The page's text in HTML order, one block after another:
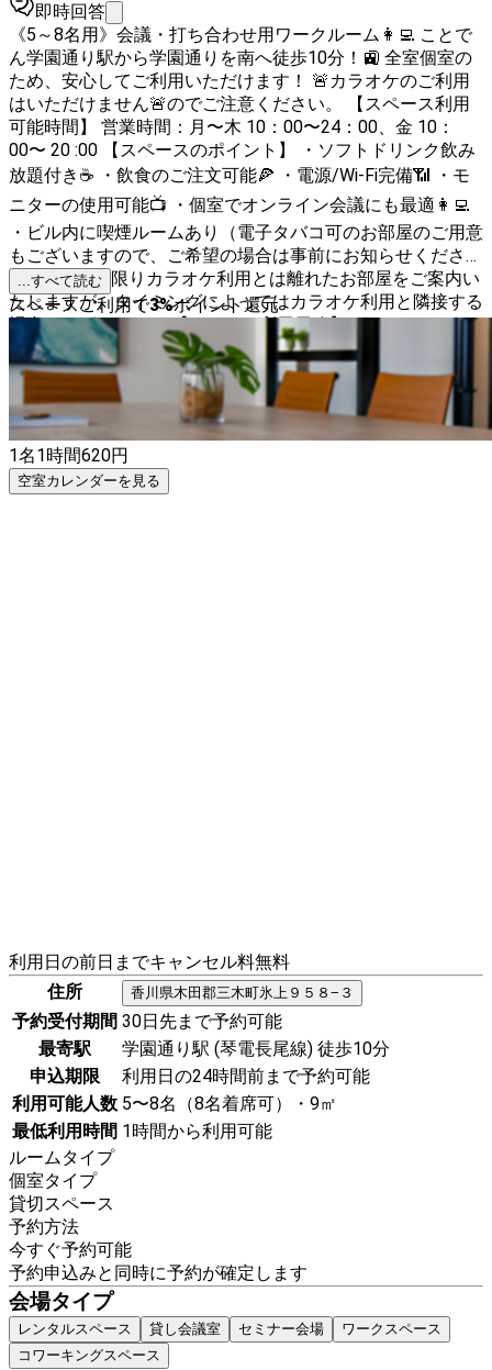
即時回答
《5～8名用》会議・打ち合わせ用ワークルーム👩‍💻 ことで
ん学園通り駅から学園通りを南へ徒歩10分！🚉 全室個室の
ため、安心してご利用いただけます！ 🚨カラオケのご利用
はいただけません🚨のでご注意ください。 【スペース利用
可能時間】 営業時間：月〜木 10：00〜24：00、金 10：
00〜 20 :00 【スペースのポイント】 ・ソフトドリンク飲み
放題付き☕️ ・飲食のご注文可能🍕 ・電源/Wi-Fi完備📶 ・モ
ニターの使用可能📺 ・個室でオンライン会議にも最適👩‍💻
・ビル内に喫煙ルームあり（電子タバコ可のお部屋のご用意
もございますので、ご希望の場合は事前にお知らせくださ
い） ※可能な限りカラオケ利用とは離れたお部屋をご案内い
たしますが、タイミングによってはカラオケ利用と隣接する
場合がございます。 【よくある利用用途】 ・リモートワー
ク／web会議／オンラインレッスン／自主学習／会議・商談
／セミナー・研修／オフサイトミーティング／面接・試験／
作業場所／勉強会／コワーキング／テレワーク
...すべて読む
スペースご利用で3%ポイント還元
1名1時間620円
空室カレンダーを見る
利用日の前日までキャンセル料無料
住所
香川県木田郡三木町氷上９５８−３
予約受付期間 30日先まで予約可能
最寄駅
学園通り駅 (琴電長尾線) 徒歩10分
申込期限
利用日の24時間前まで予約可能
利用可能人数 5〜8名（8名着席可）・9㎡
最低利用時間 1時間から利用可能
ルームタイプ
個室タイプ
貸切スペース
予約方法
今すぐ予約可能
予約申込みと同時に予約が確定します
会場タイプ
レンタルスペース 貸し会議室 セミナー会場
ワークスペース
コワーキングスペース